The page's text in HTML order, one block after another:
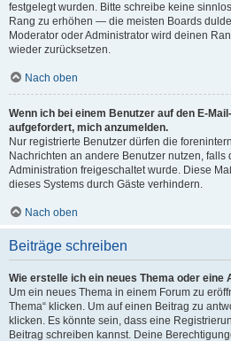
festgelegt wurden. Bitte schreibe keine
Rang zu erhöhen — die meisten Boards
Moderator oder Administrator wird deinen
wieder zurücksetzen.
Nach oben
Wenn ich bei einem Benutzer auf den E-
aufgefordert, mich anzumelden.
Nur registrierte Benutzer dürfen die
Nachrichten an andere Benutzer nutzen, falls
Administration freigeschaltet wurde. Diese
dieses Systems durch Gäste verhindern.
Nach oben
Beiträge schreiben
Wie erstelle ich ein neues Thema oder eine
Um ein neues Thema in einem Forum zu
Thema“ klicken. Um auf einen Beitrag zu
klicken. Es könnte sein, dass eine
Beitrag schreiben kannst. Deine